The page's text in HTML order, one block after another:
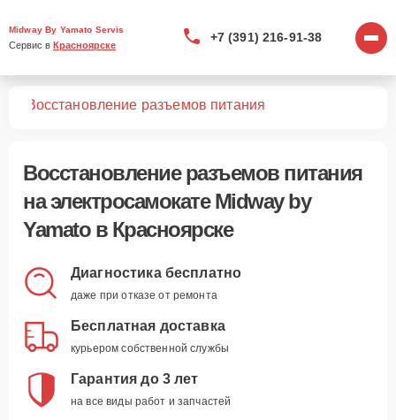
Midway By Yamato Servis
Сервис в Красноярске
+7 (391) 216-91-38
Восстановление разъемов питания
Восстановление разъемов питания
на электросамокате Midway by
Yamato в Красноярске
Диагностика бесплатно
даже при отказе от ремонта
Бесплатная доставка
курьером собственной службы
Гарантия до 3 лет
на все виды работ и запчастей